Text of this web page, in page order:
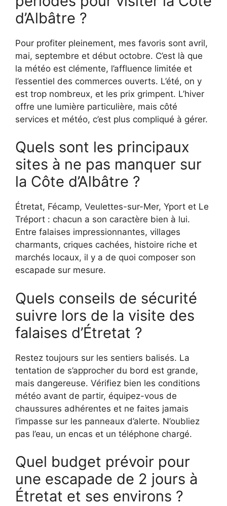
d’Albâtre ?
Pour profiter pleinement, mes favoris sont avril,
mai, septembre et début octobre. C’est là que
la météo est clémente, l’affluence limitée et
l’essentiel des commerces ouverts. L’été, on y
est trop nombreux, et les prix grimpent. L’hiver
offre une lumière particulière, mais côté
services et météo, c’est plus compliqué à gérer.
Quels sont les principaux
sites à ne pas manquer sur
la Côte d’Albâtre ?
Étretat, Fécamp, Veulettes-sur-Mer, Yport et Le
Tréport : chacun a son caractère bien à lui.
Entre falaises impressionnantes, villages
charmants, criques cachées, histoire riche et
marchés locaux, il y a de quoi composer son
escapade sur mesure.
Quels conseils de sécurité
suivre lors de la visite des
falaises d’Étretat ?
Restez toujours sur les sentiers balisés. La
tentation de s’approcher du bord est grande,
mais dangereuse. Vérifiez bien les conditions
météo avant de partir, équipez-vous de
chaussures adhérentes et ne faites jamais
l’impasse sur les panneaux d’alerte. N’oubliez
pas l’eau, un encas et un téléphone chargé.
Quel budget prévoir pour
une escapade de 2 jours à
Étretat et ses environs ?